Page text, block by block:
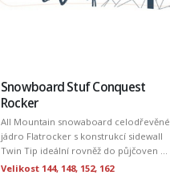
Snowboard Stuf Conquest
Rocker
All Mountain snowaboard celodřevěné
jádro Flatrocker s konstrukcí sidewall
Twin Tip ideální rovněž do půjčoven ...
Velikost 144, 148, 152, 162